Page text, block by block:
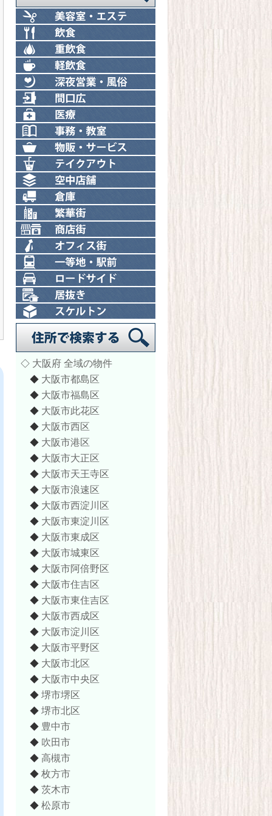
◇ 大阪府 全域の物件
◆ 大阪市都島区
◆ 大阪市福島区
◆ 大阪市此花区
◆ 大阪市西区
◆ 大阪市港区
◆ 大阪市大正区
◆ 大阪市天王寺区
◆ 大阪市浪速区
◆ 大阪市西淀川区
◆ 大阪市東淀川区
◆ 大阪市東成区
◆ 大阪市城東区
◆ 大阪市阿倍野区
◆ 大阪市住吉区
◆ 大阪市東住吉区
◆ 大阪市西成区
◆ 大阪市淀川区
◆ 大阪市平野区
◆ 大阪市北区
◆ 大阪市中央区
◆ 堺市堺区
◆ 堺市北区
◆ 豊中市
◆ 吹田市
◆ 高槻市
◆ 枚方市
◆ 茨木市
◆ 松原市